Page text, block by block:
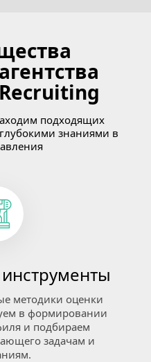
подходящих
знаниями в
методики оценки
в формировании
и подбираем
задачам и